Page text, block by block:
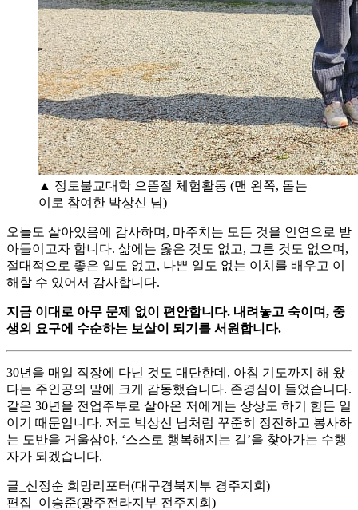
▲ 정토불교대학 으뜸절 체험활동 (맨 왼쪽, 돕는
이로 참여한 박상신 님)
오늘도 살아있음에 감사하며, 마주치는 모든 것을 인연으로 받
아들이고자 합니다. 삶에는 옳은 것도 없고, 그른 것도 없으며,
절대적으로 좋은 일도 없고, 나쁜 일도 없는 이치를 배우고 이
해할 수 있어서 감사합니다.
지금 이대로 아무 문제 없이 편안합니다. 내려놓고 숙이며, 중
생의 요구에 수순하는 보살이 되기를 서원합니다.
30년을 매일 직장에 다닌 것도 대단한데, 아침 기도까지 해 왔
다는 주인공의 말에 크게 감동했습니다. 존경심이 들었습니다.
같은 30년을 전업주부로 살아온 저에게는 상상도 하기 힘든 일
이기 때문입니다. 저도 박상신 님처럼 꾸준히 정진하고 봉사하
는 도반을 거울삼아, ‘스스로 행복해지는 길’을 찾아가는 수행
자가 되겠습니다.
글_신정순 희망리포터(대구경북지부 경주지회)
편집_이승준(광주전라지부 전주지회)